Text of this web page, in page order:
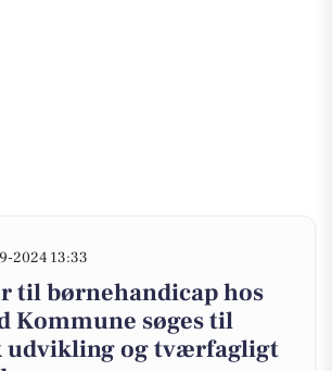
2024 13:33
til børnehandicap hos
Kommune søges til
udvikling og tværfagligt